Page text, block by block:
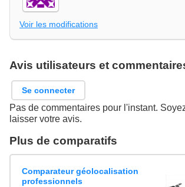
Voir les modifications
Avis utilisateurs et
Se connecter
Pas de commentaires pour l'instant.
laisser votre avis.
Plus de comparatifs
Comparateur géolocalisation
professionnels